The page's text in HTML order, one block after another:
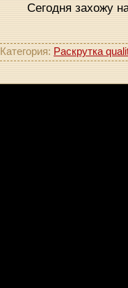
Сегодня захожу
Категория: Раскрутка